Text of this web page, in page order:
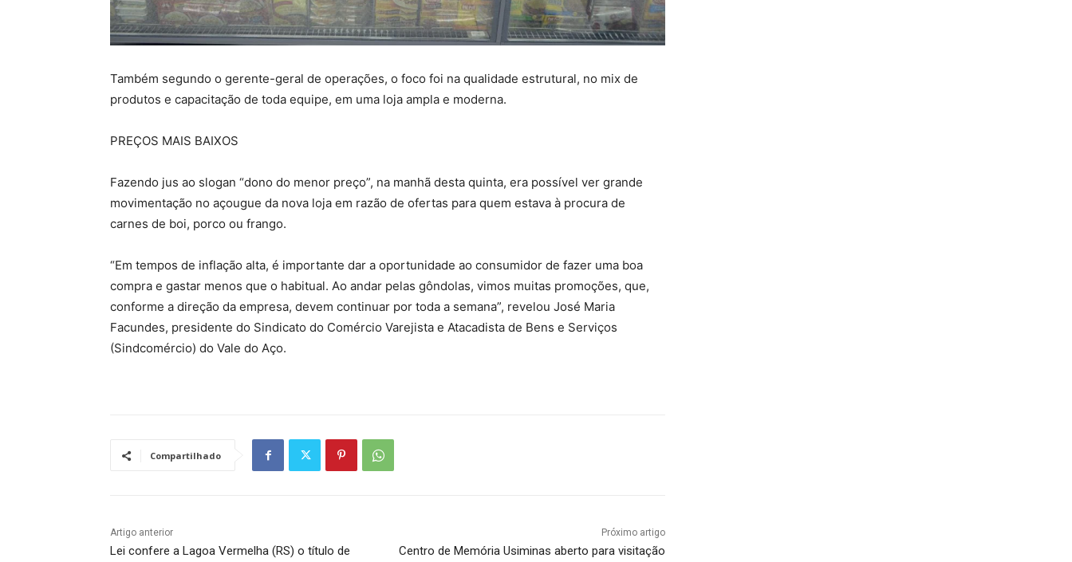
Também segundo o gerente-geral de operações, o foco foi na qualidade estrutural, no mix de
produtos e capacitação de toda equipe, em uma loja ampla e moderna.
PREÇOS MAIS BAIXOS
Fazendo jus ao slogan “dono do menor preço”, na manhã desta quinta, era possível ver grande
movimentação no açougue da nova loja em razão de ofertas para quem estava à procura de
carnes de boi, porco ou frango.
“Em tempos de inflação alta, é importante dar a oportunidade ao consumidor de fazer uma boa
compra e gastar menos que o habitual. Ao andar pelas gôndolas, vimos muitas promoções, que,
conforme a direção da empresa, devem continuar por toda a semana”, revelou José Maria
Facundes, presidente do Sindicato do Comércio Varejista e Atacadista de Bens e Serviços
(Sindcomércio) do Vale do Aço.
Compartilhado
Artigo anterior
Lei confere a Lagoa Vermelha (RS) o título de
Próximo artigo
Centro de Memória Usiminas aberto para visitação